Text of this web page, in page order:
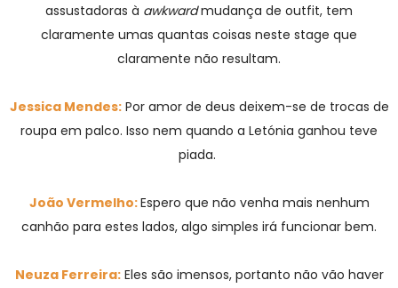
assustadoras à awkwardmudança de outfit, tem
claramente umas quantas coisas neste stage que
claramente não resultam.
Jessica Mendes:Por amor de deus deixem-se de trocas de
roupa em palco. Isso nem quando a Letónia ganhou teve
piada.
João Vermelho:Espero que não venha mais nenhum
canhão para estes lados, algo simples irá funcionar bem.
Neuza Ferreira:Eles são imensos, portanto não vão haver